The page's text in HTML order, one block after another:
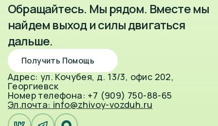
Обращайтесь. Мы рядом. Вместе мы
найдем выход и силы двигаться
дальше.
Получить Помощь
Адрес: ул. Кочубея, д. 13/3, офис 202,
Георгиевск
Номер телефона: +7 (909) 750-88-65
Эл.почта: info@zhivoy-vozduh.ru